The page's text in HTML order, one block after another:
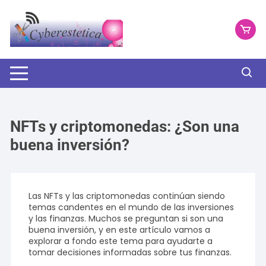
contenido
NFTs y criptomonedas: ¿Son una
buena inversión?
Las NFTs y las criptomonedas continúan siendo
temas candentes en el mundo de las inversiones
y las finanzas. Muchos se preguntan si son una
buena inversión, y en este artículo vamos a
explorar a fondo este tema para ayudarte a
tomar decisiones informadas sobre tus finanzas.